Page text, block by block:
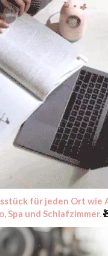
für jeden Ort wie
Spa und Schlafzimmer.